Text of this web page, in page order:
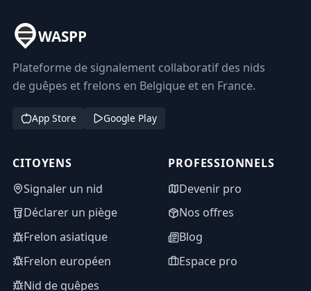
WASPP
Plateforme de signalement collaboratif des nids
de guêpes et frelons en Belgique et en France.
App Store Google Play
CITOYENS
Signaler un nid
Déclarer un piège
Frelon asiatique
Frelon européen
Nid de guêpes
PROFESSIONNELS
Devenir pro
Nos offres
Blog
Espace pro